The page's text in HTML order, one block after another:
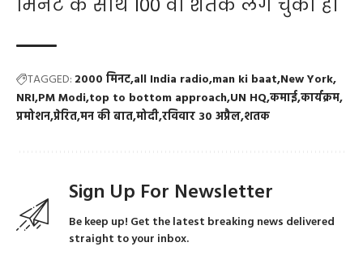
मिनट के साथ 100 वां शतक लग चुका है।
TAGGED: 2000 मिनट all India radio man ki baat New York
NRI PM Modi top to bottom approach UN HQकमाईकार्यक्रम
प्रमोशनप्रेरितमन की बातमोदीरविवार 30 अप्रैल शतक
Sign Up For Newsletter
Be keep up! Get the latest breaking news delivered
straight to your inbox.